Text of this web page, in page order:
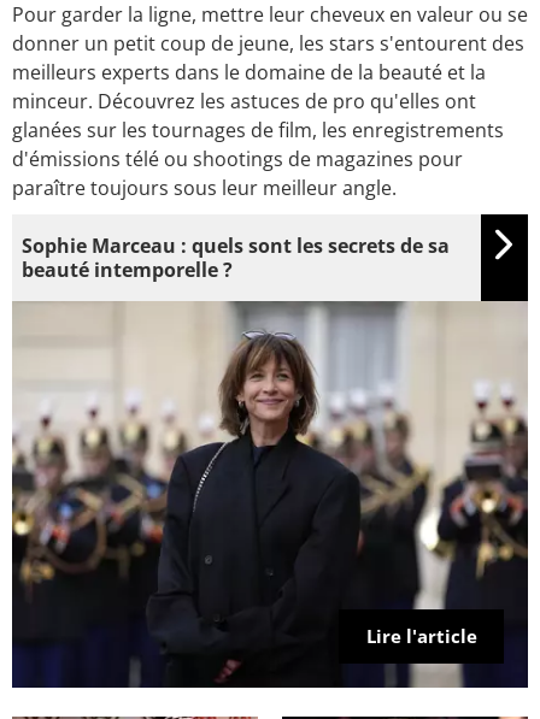
Pour garder la ligne, mettre leur cheveux en valeur ou se
donner un petit coup de jeune, les stars s'entourent des
meilleurs experts dans le domaine de la beauté et la
minceur. Découvrez les astuces de pro qu'elles ont
glanées sur les tournages de film, les enregistrements
d'émissions télé ou shootings de magazines pour
paraître toujours sous leur meilleur angle.
Lire l'article
Sophie Marceau : quels sont les secrets de sa
beauté intemporelle ?